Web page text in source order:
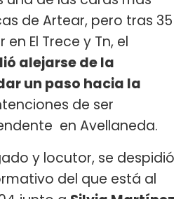
de Artear, pero tras 35
El Trece y Tn, el
alejarse de la
un paso hacia la
de ser
en Avellaneda.
y locutor, se despidió
del que está al